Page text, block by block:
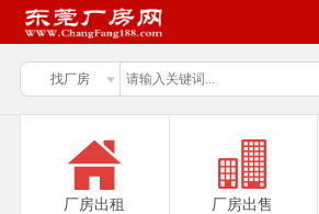
厂房出租 厂房出售